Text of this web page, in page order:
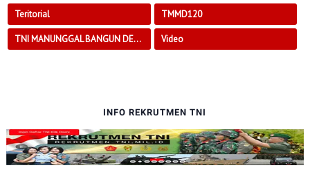
Teritorial TMMD120
TNI MANUNGGAL BANGUN DESA Video
INFO REKRUTMEN TNI